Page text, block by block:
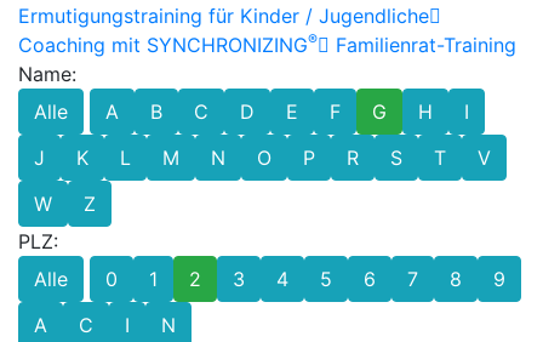
Ermutigungstraining für Kinder / Jugendliche
Coaching mit SYNCHRONIZING®
Familienrat-Training
Name:
Alle
A B C D E F G H
I
J
K L M N O P R S T
V
W
Z
PLZ:
Alle
0 1 2 3 4 5 6 7 8
9
A
C I
N